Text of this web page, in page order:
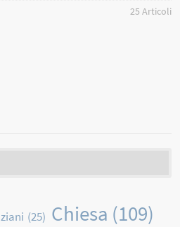
25 Articoli
(25) Chiesa (109)